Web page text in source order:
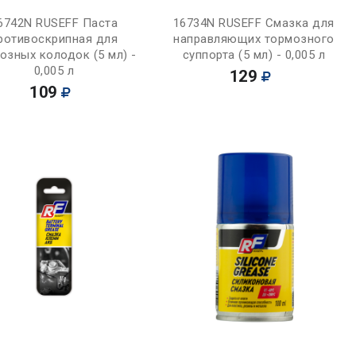
Купить
RUSEFF Паста
для
колодок (5 мл) -
0,005 л
109
Купить
16734N RUSEFF Смазка для
направляющих тормозного
суппорта (5 мл) - 0,005 л
129